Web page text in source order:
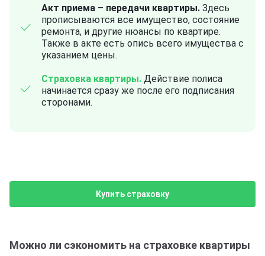
Акт приема – передачи квартиры. Здесь
прописываются все имущество, состояние
ремонта, и другие нюансы по квартире.
Также в акте есть опись всего имущества с
указанием цены.
Страховка квартиры. Действие полиса
начинается сразу же после его подписания
сторонами.
Купить страховку
Можно ли сэкономить на страховке квартиры